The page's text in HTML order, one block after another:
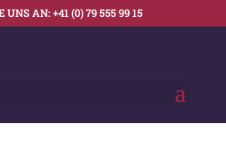
UNS AN:+41 (0) 79 555 99 15